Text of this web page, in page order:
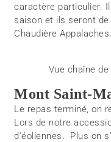
caractère particulier.
saison et ils seront de
Chaudière Appalaches.
Vue chaîne
Mont Saint-
Le repas terminé, on
Lors de notre
d'éoliennes. Plus on